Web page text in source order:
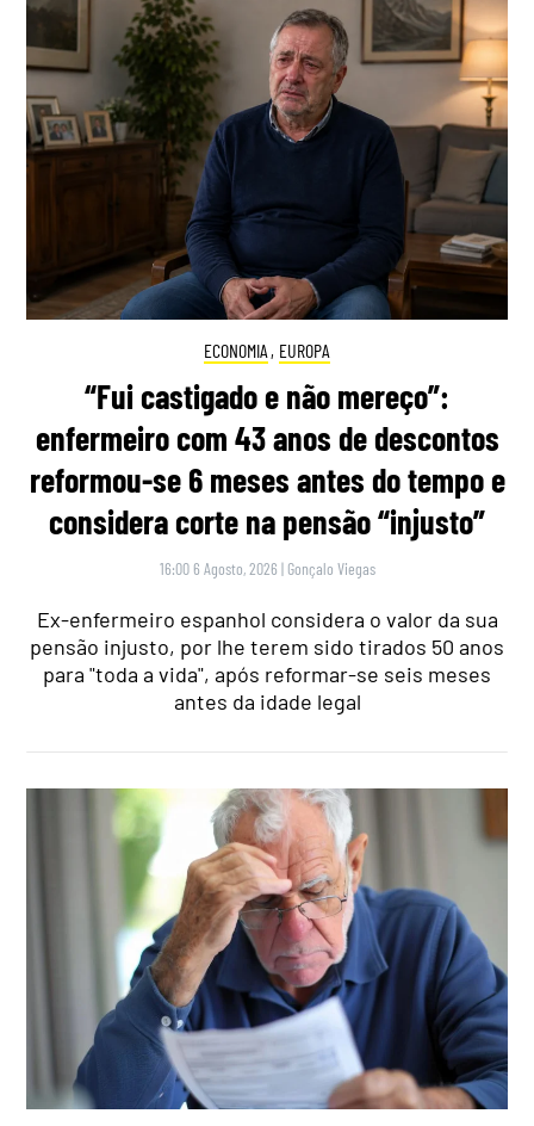
ECONOMIA , EUROPA
“Fui castigado e não mereço”:
enfermeiro com 43 anos de descontos
reformou-se 6 meses antes do tempo e
considera corte na pensão “injusto”
16:00 6 Agosto, 2026 | Gonçalo Viegas
Ex-enfermeiro espanhol considera o valor da sua
pensão injusto, por lhe terem sido tirados 50 anos
para "toda a vida", após reformar-se seis meses
antes da idade legal